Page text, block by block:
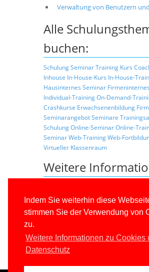
Indem Sie weiterhin diese
stimmen Sie der Verwendung von
zu.
Weitere Informationen zu Cookies
Datenschutz
Verwaltung von Benutzern
Alle
buchen:
SchulungSeminarTraining Kurs
Inhouse In-House-Kurs In-House-
Hausinternes Seminar
Individual-TrainingOn-Demand-
Crashkurse Erwachsenenbildung
SeminarangebotSeminare
SchulungOnline-SeminarOnline-
SeminarWeb-TrainingWeb-
Virtueller Klassenraum
Weitere
Allgemeine Informationen über
Konditionen
Referenzkunden